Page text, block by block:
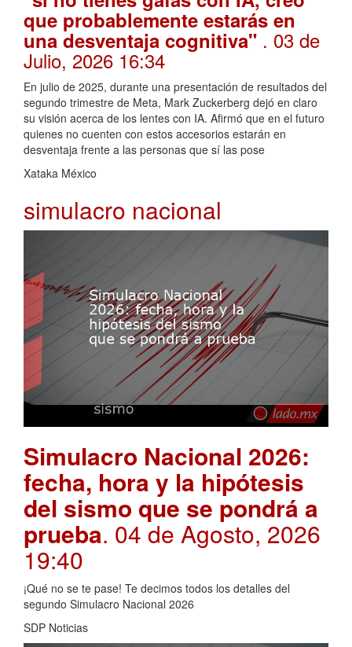
que probablemente estarás en
una desventaja cognitiva" . 03 de
Julio, 2026 16:34
En julio de 2025, durante una presentación de resultados del
segundo trimestre de Meta, Mark Zuckerberg dejó en claro
su visión acerca de los lentes con IA. Afirmó que en el futuro
quienes no cuenten con estos accesorios estarán en
desventaja frente a las personas que sí las pose
Xataka México
simulacro nacional
Simulacro Nacional 2026:
fecha, hora y la hipótesis
del sismo que se pondrá a
prueba. 04 de Agosto, 2026
19:40
¡Qué no se te pase! Te decimos todos los detalles del
segundo Simulacro Nacional 2026
SDP Noticias